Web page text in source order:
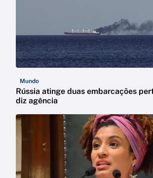
Mundo
Rússia atinge duas embarcações
diz agência